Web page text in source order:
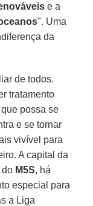
e a
". Uma
da
de todos.
tratamento
possa se
e se tornar
vivível para
A capital da
do M5S, há
especial para
a Liga